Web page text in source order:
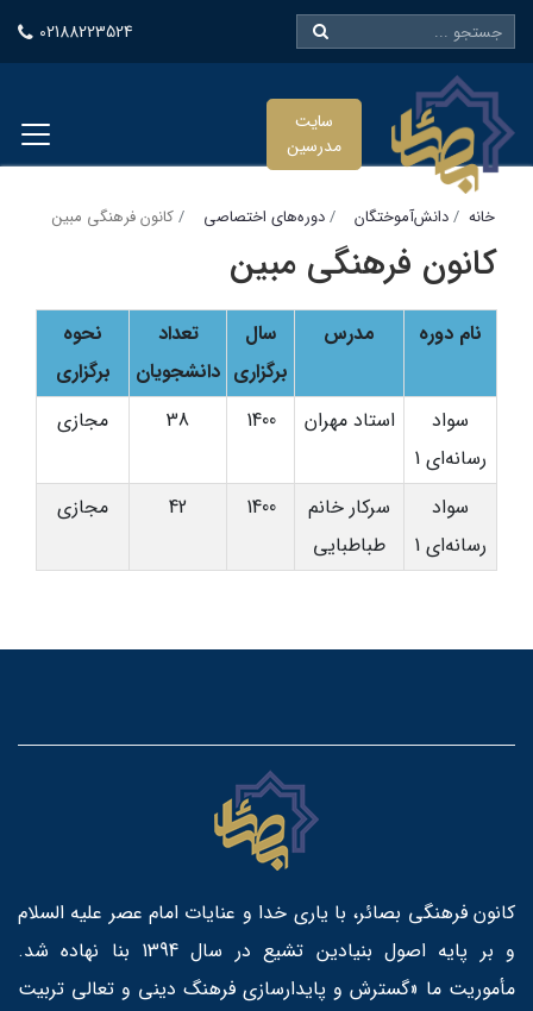
02188223524
سایت
مدرسین
خانه دانش‌آموختگان دوره‌های اختصاصی کانون فرهنگی مبین
کانون فرهنگی مبین
نام دوره مدرس
سال
برگزاری
تعداد
دانشجویان
نحوه
برگزاری
سواد
رسانه‌ای 1
استاد مهران 1400
38 مجازی
سواد
رسانه‌ای 1
سرکار خانم
طباطبایی
1400
42 مجازی
کانون فرهنگی بصائر، با یاری خدا و عنایات امام عصر علیه السلام
و بر پایه اصول بنیادین تشیع در سال 1394 بنا نهاده شد.
مأموریت ما «گسترش و پایدارسازی فرهنگ دینی و تعالی تربیت